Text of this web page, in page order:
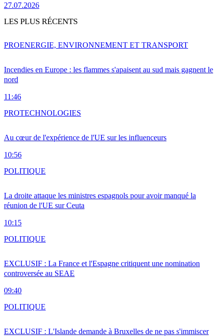
27.07.2026
LES PLUS RÉCENTS
Incendies en Europe : les flammes s'apaisent au sud mais gagnent le
nord
11:46
PROENERGIE, ENVIRONNEMENT ET TRANSPORT
Au cœur de l'expérience de l'UE sur les influenceurs
10:56
PROTECHNOLOGIES
La droite attaque les ministres espagnols pour avoir manqué la
réunion de l'UE sur Ceuta
10:15
POLITIQUE
EXCLUSIF : La France et l'Espagne critiquent une nomination
controversée au SEAE
09:40
POLITIQUE
EXCLUSIF : L'Islande demande à Bruxelles de ne pas s'immiscer
POLITIQUE